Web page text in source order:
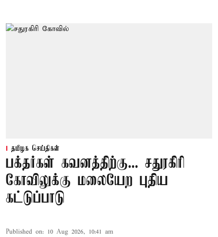
தமிழக செய்திகள்
பக்தர்கள் கவனத்திற்கு... சதுரகிரி
கோவிலுக்கு மலையேற புதிய
கட்டுப்பாடு
Published on: 10 Aug 2026, 10:41 am